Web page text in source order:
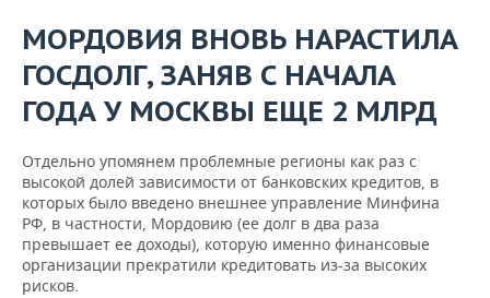
МОРДОВИЯ ВНОВЬ НАРАСТИЛА
ГОСДОЛГ, ЗАНЯВ С НАЧАЛА
ГОДА У МОСКВЫ ЕЩЕ 2 МЛРД
Отдельно упомянем проблемные регионы как раз с
высокой долей зависимости от банковских кредитов, в
которых было введено внешнее управление Минфина
РФ, в частности, Мордовию (ее долг в два раза
превышает ее доходы), которую именно финансовые
организации прекратили кредитовать из-за высоких
рисков.